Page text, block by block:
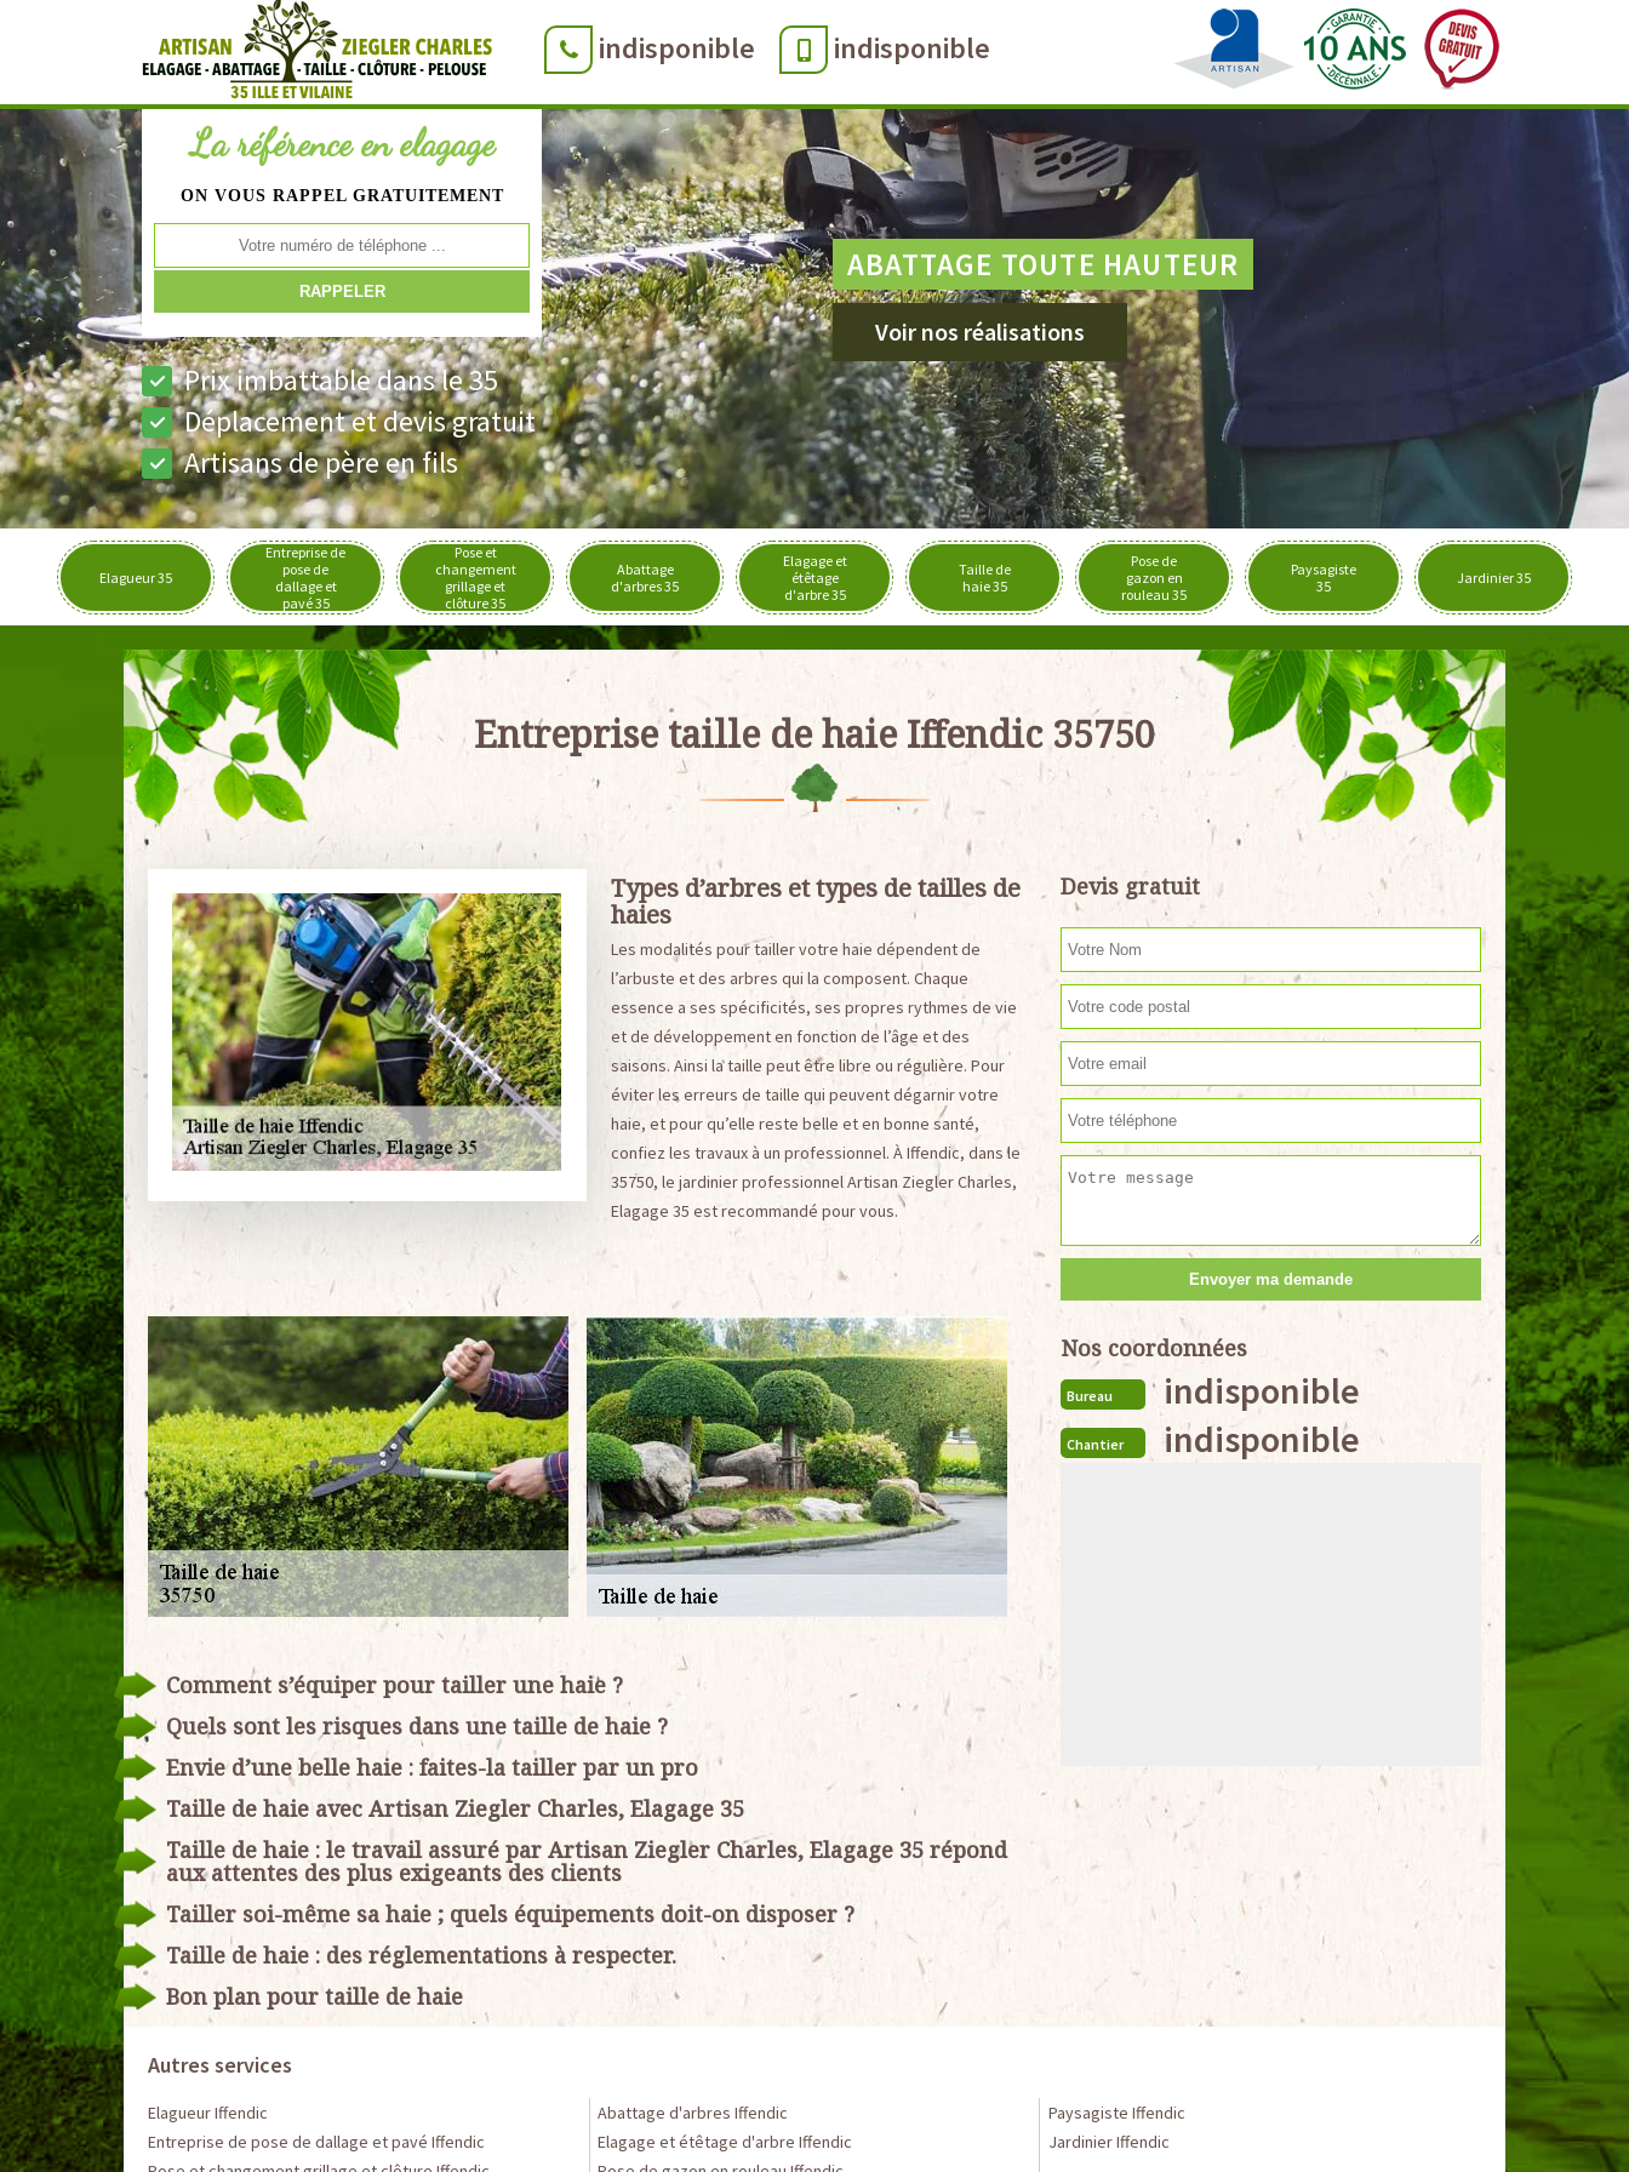
indisponible indisponible
La référence en elagage
ON VOUS RAPPEL GRATUITEMENT
Prix imbattable dans le 35
Déplacement et devis gratuit
Artisans de père en fils
ABATTAGE TOUTE HAUTEUR
Voir nos réalisations
Elagueur 35
Entreprise de
pose de
dallage et
pavé 35
Pose et
changement
grillage et
clôture 35
Abattage
d'arbres 35
Elagage et
étêtage
d'arbre 35
Taille de
haie 35
Pose de
gazon en
rouleau 35
Paysagiste
35
Jardinier 35
Entreprise taille de haie Iffendic 35750
Types d’arbres et types de tailles de
haies
Les modalités pour tailler votre haie dépendent de
l’arbuste et des arbres qui la composent. Chaque
essence a ses spécificités, ses propres rythmes de vie
et de développement en fonction de l’âge et des
saisons. Ainsi la taille peut être libre ou régulière. Pour
éviter les erreurs de taille qui peuvent dégarnir votre
haie, et pour qu’elle reste belle et en bonne santé,
confiez les travaux à un professionnel. À Iffendic, dans le
35750, le jardinier professionnel Artisan Ziegler Charles,
Elagage 35 est recommandé pour vous.
Comment s’équiper pour tailler une haie ?
Quels sont les risques dans une taille de haie ?
Envie d’une belle haie : faites-la tailler par un pro
Taille de haie avec Artisan Ziegler Charles, Elagage 35
Taille de haie : le travail assuré par Artisan Ziegler Charles, Elagage 35 répond
aux attentes des plus exigeants des clients
Tailler soi-même sa haie ; quels équipements doit-on disposer ?
Taille de haie : des réglementations à respecter.
Bon plan pour taille de haie
Devis gratuit
Nos coordonnées
Bureau indisponible
Chantier indisponible
Autres services
Elagueur Iffendic
Entreprise de pose de dallage et pavé Iffendic
Abattage d'arbres Iffendic
Elagage et étêtage d'arbre Iffendic
Paysagiste Iffendic
Jardinier Iffendic